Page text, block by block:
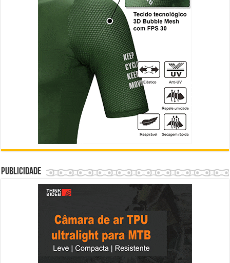
Publicidade